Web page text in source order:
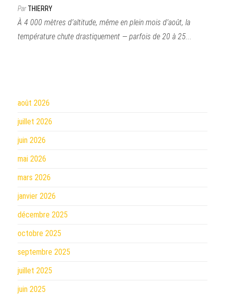
ParTHIERRY
À 4 000 mètres d’altitude, même en plein mois d’août, la
température chute drastiquement — parfois de 20 à 25...
août 2026
juillet 2026
juin 2026
mai 2026
mars 2026
janvier 2026
décembre 2025
octobre 2025
septembre 2025
juillet 2025
juin 2025